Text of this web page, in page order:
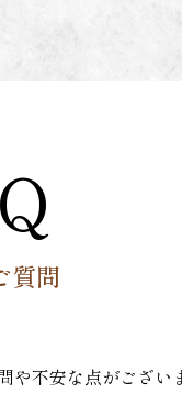
質問
や不安な点がござい